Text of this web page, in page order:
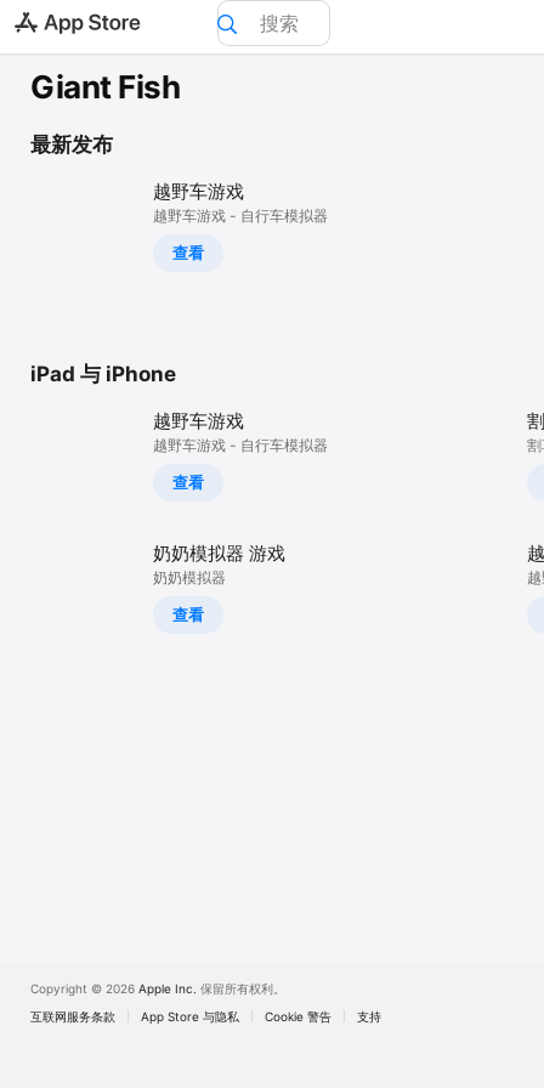
搜索
Mac
Giant Fish
最新发布
越野车游戏
越野车游戏 - 自行车模拟器
查看
iPad 与 iPhone
越野车游戏
越野车游戏 - 自行车模拟器
查看
奶奶模拟器 游戏
奶奶模拟器
查看
Copyright © 2026 Apple Inc. 保留所有权利。
互联网服务条款
App Store 与隐私 Cookie 警告 支持